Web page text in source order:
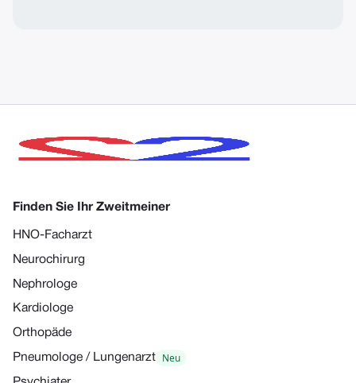
Finden Sie Ihr Zweitmeiner
HNO-Facharzt
Neurochirurg
Nephrologe
Kardiologe
Orthopäde
Pneumologe / Lungenarzt Neu